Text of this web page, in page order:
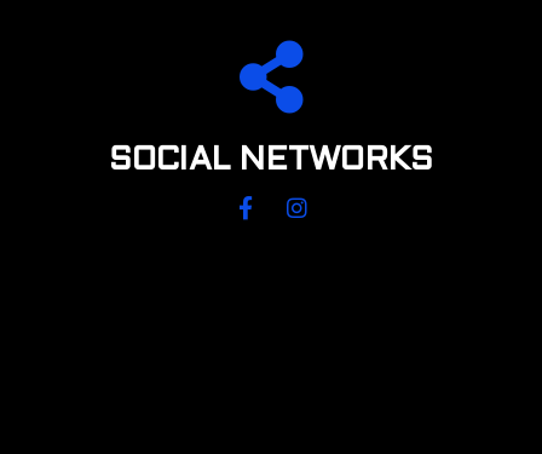
SOCIAL NETWORKS